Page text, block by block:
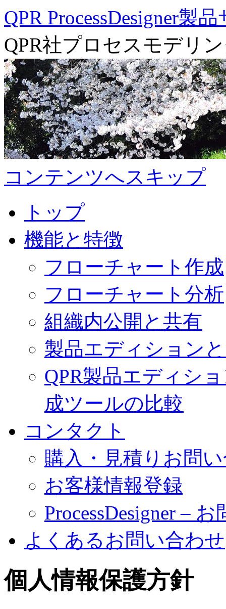
QPR ProcessDesigner製
QPR社プロセスモデリ
コンテンツへスキップ
トップ
機能と特徴
フローチャート作成
フローチャート分析
組織内公開と共有
製品エディション
QPR製品エディシ
成ツールの比較
コンタクト
購入・見積りお問
お客様情報登録
ProcessDesigner –
よくあるお問い合わせ
個人情報保護方針